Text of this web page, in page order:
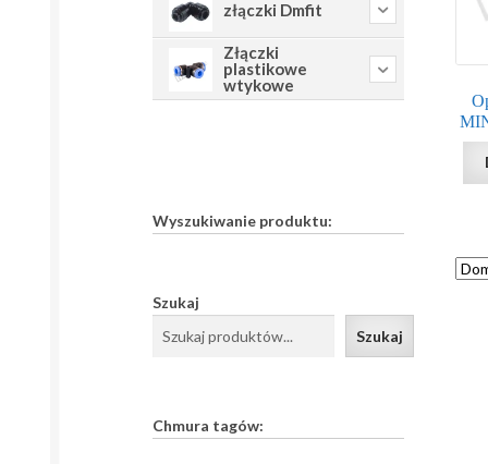
złączki Dmfit
Złączki
plastikowe
wtykowe
Wyszukiwanie produktu:
Szukaj
Szukaj
Chmura tagów: